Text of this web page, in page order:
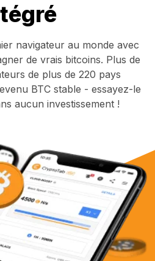
navigateur au monde avec
de vrais bitcoins. Plus de
de plus de 220 pays
BTC stable - essayez-le
aucun investissement !